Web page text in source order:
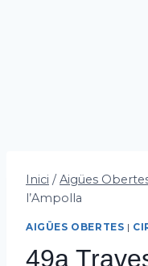
Inici / Aigües
l’Ampolla
AIGÜES OBERTES |
49a